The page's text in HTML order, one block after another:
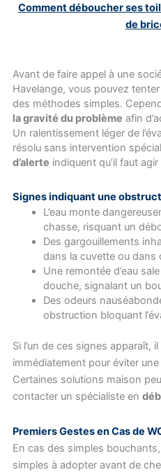
Comment déboucher ses
de
Avant de faire appel à une
Havelange, vous pouvez
des méthodes simples.
la gravité du problème afin
Un ralentissement léger de
résolu sans intervention
d’alerte indiquent qu’il faut
Signes indiquant une
L’eau monte
chasse, risquant un
Des gargouillements
dans la cuvette ou dans
Une remontée d’eau
douche, signalant un
Des odeurs
obstruction bloquant
Si l’un de ces signes apparaît,
immédiatement pour éviter une
Certaines solutions maison
contacter un spécialiste en
Premiers Gestes en Cas de
En cas des simples
simples à adopter avant de